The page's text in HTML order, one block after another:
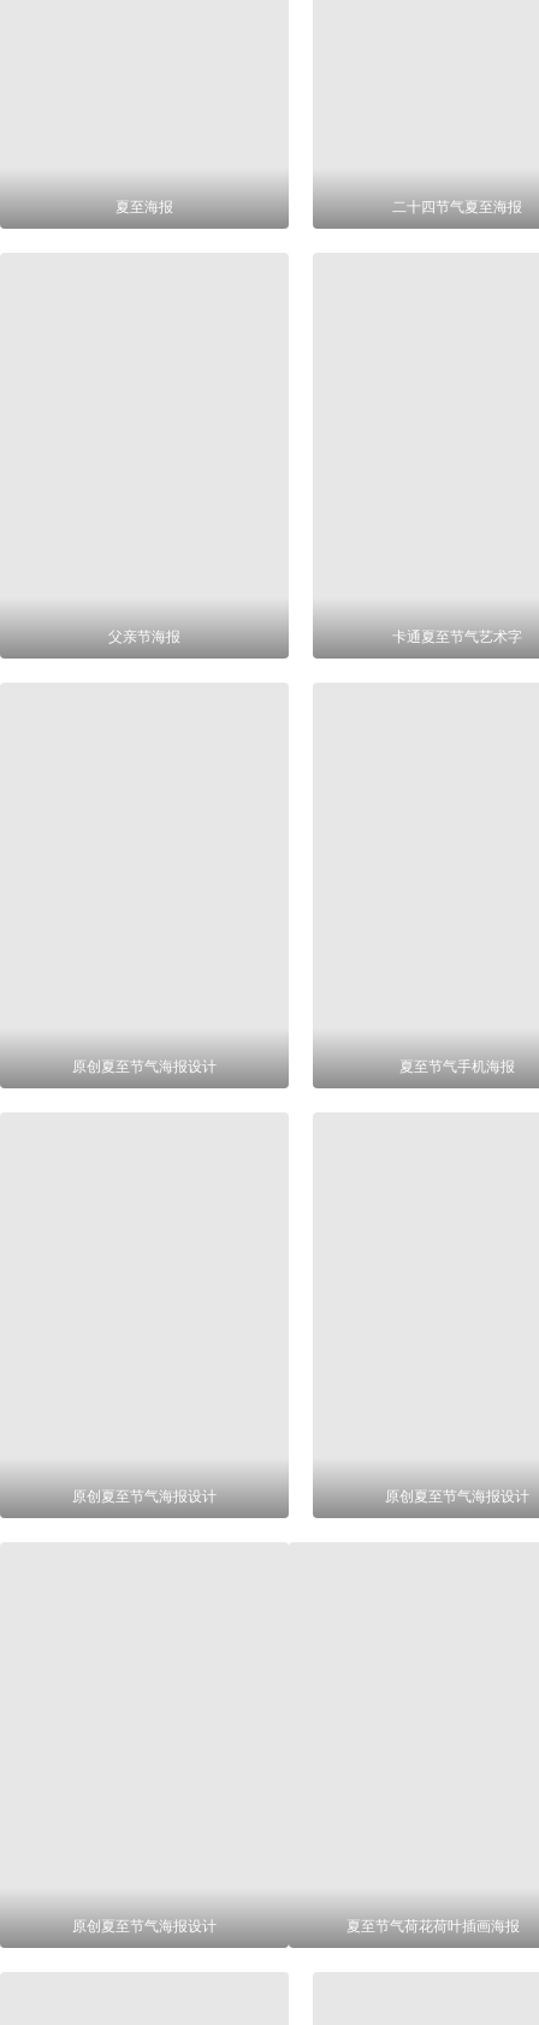
夏至海报 二十四节气夏至海报
父亲节海报 卡通夏至节气艺术字
原创夏至节气海报设计 夏至节气手机海报
原创夏至节气海报设计 原创夏至节气海报设计
原创夏至节气海报设计 夏至节气荷花荷叶插画海报